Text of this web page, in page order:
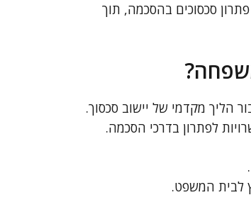
סכסוכים בהסכמה, תוך
הליך מקדמי של יישוב סכסוך.
לפתרון בדרכי הסכמה.
לבית המשפט.